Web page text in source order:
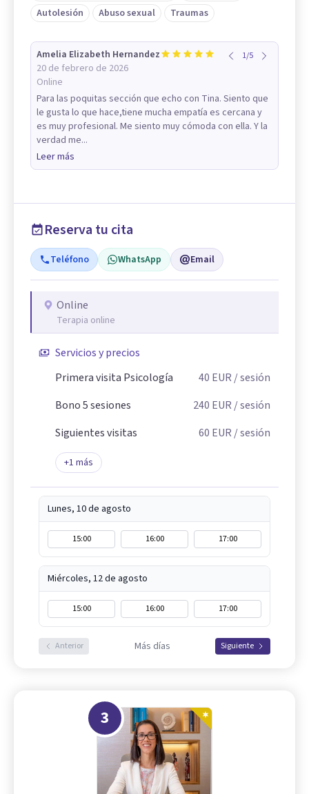
Autolesión
Abuso sexual Traumas
Amelia Elizabeth Hernandez
20 de febrero de 2026
Online
1/5
Para las poquitas sección que echo con Tina. Siento que
le gusta lo que hace,tiene mucha empatía es cercana y
es muy profesional. Me siento muy cómoda con ella. Y la
verdad me...
Leer más
Reserva tu cita
Teléfono WhatsApp Email
Online
Terapia online
Servicios y precios
Primera visita Psicología
40 EUR / sesión
Bono 5 sesiones
240 EUR / sesión
Siguientes visitas
60 EUR / sesión
+1 más
Lunes, 10 de agosto
15:00 16:00 17:00
Miércoles, 12 de agosto
15:00 16:00 17:00
Anterior Más días Siguiente
3